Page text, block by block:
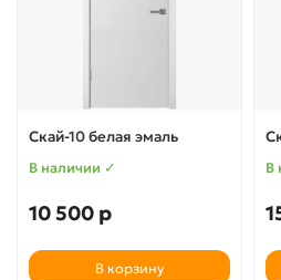
Скай-10 белая эмаль
В наличии ✓
10 500 р
В корзину
В